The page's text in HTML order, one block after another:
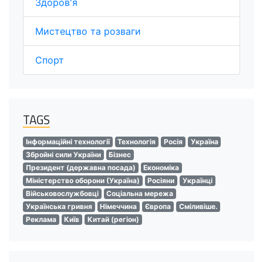
Здоров'я
Мистецтво та розваги
Спорт
TAGS
Інформаційні технології Технологія Росія
Україна
Збройні сили України
Бізнес
Президент (державна посада)
Економіка
Міністерство оборони (Україна)
Росіяни
Українці
Військовослужбовці
Соціальна мережа
Українська гривня
Німеччина Європа
Сміливіше.
Реклама
Київ Китай (регіон)